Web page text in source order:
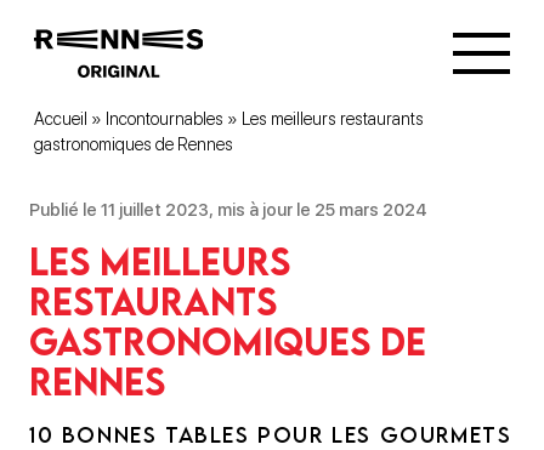
Accueil » Incontournables »
Les meilleurs restaurants
gastronomiques de Rennes
Publié le 11 juillet 2023, mis à jour le 25 mars 2024
Les meilleurs
restaurants
gastronomiques de
Rennes
10 BONNES TABLES POUR LES GOURMETS